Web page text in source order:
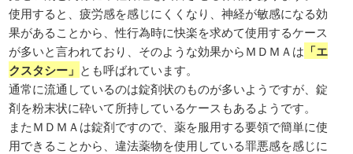
使用すると、疲労感を感じにくくなり、神経が敏感になる効
果があることから、性行為時に快楽を求めて使用するケース
が多いと言われており、そのような効果からＭＤＭＡは 「エ
クスタシー」 とも呼ばれています。
通常に流通しているのは錠剤状のものが多いようですが、錠
剤を粉末状に砕いて所持しているケースもあるようです。
またＭＤＭＡは錠剤ですので、薬を服用する要領で簡単に使
用できることから、違法薬物を使用している罪悪感を感じに